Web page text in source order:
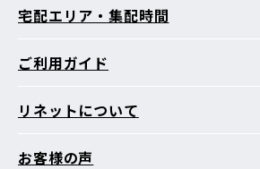
宅配エリア・集配時間
ご利用ガイド
リネットについて
お客様の声